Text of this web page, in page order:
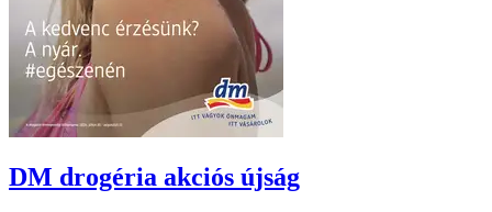
DM drogéria akciós újság